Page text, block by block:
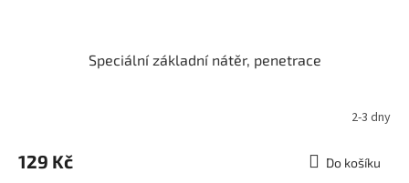
Speciální základní nátěr, penetrace
2-3 dny
129 Kč Do košíku